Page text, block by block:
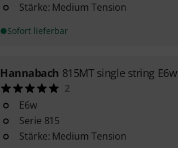
Stärke: Medium Tension
Sofort lieferbar
Hannabach 815MT single string E6w
2
E6w
Serie 815
Stärke: Medium Tension